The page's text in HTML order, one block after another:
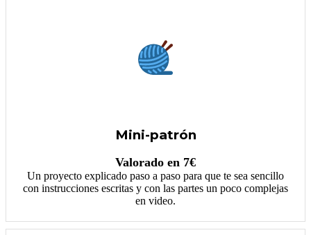
Mini-patrón
Valorado en 7€
Un proyecto explicado paso a paso para que te sea sencillo
con instrucciones escritas y con las partes un poco complejas
en video.